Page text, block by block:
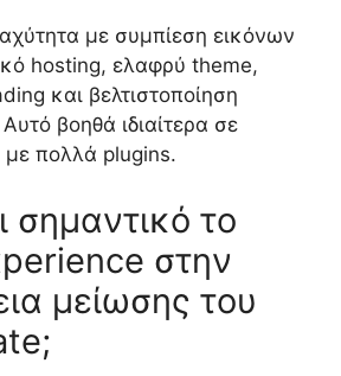
με συμπίεση εικόνων
hosting, ελαφρύ theme,
και βελτιστοποίηση
βοηθά ιδιαίτερα σε
πολλά plugins.
σημαντικό το
στην
μείωσης του